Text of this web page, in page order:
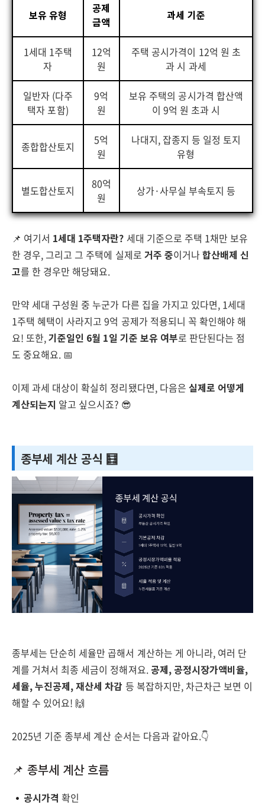
보유 유형
공제
금액
과세 기준
1세대 1주택
자
12억
원
주택 공시가격이 12억 원 초
과 시 과세
일반자 (다주
택자 포함)
9억
원
보유 주택의 공시가격 합산액
이 9억 원 초과 시
종합합산토지
5억
원
나대지, 잡종지 등 일정 토지
유형
별도합산토지
80억
원
상가·사무실 부속토지 등
📌 여기서 1세대 1주택자란? 세대 기준으로 주택 1채만 보유
한 경우, 그리고 그 주택에 실제로 거주 중이거나합산배제 신
고를 한 경우만 해당돼요.
만약 세대 구성원 중 누군가 다른 집을 가지고 있다면, 1세대
1주택 혜택이 사라지고 9억 공제가 적용되니 꼭 확인해야 해
요! 또한,기준일인 6월 1일 기준 보유 여부로 판단된다는 점
도 중요해요. 📅
이제 과세 대상이 확실히 정리됐다면, 다음은 실제로 어떻게
계산되는지 알고 싶으시죠? 😎
종부세 계산 공식 🧮
종부세는 단순히 세율만 곱해서 계산하는 게 아니라, 여러 단
계를 거쳐서 최종 세금이 정해져요. 공제, 공정시장가액비율,
세율, 누진공제, 재산세 차감 등 복잡하지만, 차근차근 보면 이
해할 수 있어요! 🙌
2025년 기준 종부세 계산 순서는 다음과 같아요.👇
📌 종부세 계산 흐름
공시가격 확인